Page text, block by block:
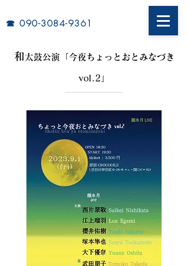
​☎︎ 090-3084-9361
和太鼓公演「 今夜ちょっとおとみなづき
vol.2 」